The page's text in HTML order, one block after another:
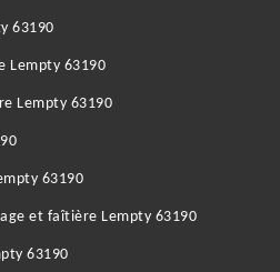
63190
Lempty 63190
Lempty 63190
63190
et faîtière Lempty 63190
63190